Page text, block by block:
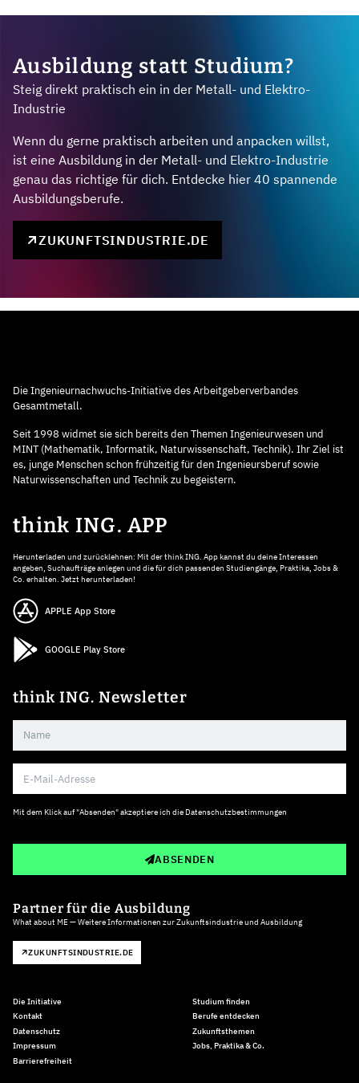
Ausbildung statt Studium?
Steig direkt praktisch ein in der Metall- und Elektro-
Industrie
Wenn du gerne praktisch arbeiten und anpacken willst,
ist eine Ausbildung in der Metall- und Elektro-Industrie
genau das richtige für dich. Entdecke hier 40 spannende
Ausbildungsberufe.
ZUKUNFTSINDUSTRIE.DE
Die Ingenieurnachwuchs-Initiative des Arbeitgeberverbandes
Gesamtmetall.
Seit 1998 widmet sie sich bereits den Themen Ingenieurwesen und
MINT (Mathematik, Informatik, Naturwissenschaft, Technik). Ihr Ziel ist
es, junge Menschen schon frühzeitig für den Ingenieursberuf sowie
Naturwissenschaften und Technik zu begeistern.
think ING. APP
Herunterladen und zurücklehnen: Mit der think ING. App kannst du deine Interessen
angeben, Suchaufträge anlegen und die für dich passenden Studiengänge, Praktika, Jobs &
Co. erhalten. Jetzt herunterladen!
APPLE App Store
GOOGLE Play Store
think ING. Newsletter
Mit dem Klick auf "Absenden" akzeptiere ich die Datenschutzbestimmungen
ABSENDEN
Partner für die Ausbildung
What about ME — Weitere Informationen zur Zukunftsindustrie und Ausbildung
ZUKUNFTSINDUSTRIE.DE
Die Initiative
Kontakt
Datenschutz
Impressum
Barrierefreiheit
Studium finden
Berufe entdecken
Zukunftsthemen
Jobs, Praktika & Co.